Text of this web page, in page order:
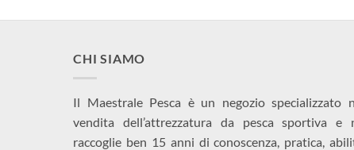
CHI SIAMO
Il Maestrale Pesca è un negozio specializzato
vendita dell’attrezzatura da pesca sportiva e
raccoglie ben 15 anni di conoscenza, pratica,